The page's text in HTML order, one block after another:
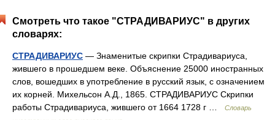
Смотреть что такое "СТРАДИВАРИУС" в других
словарях:
СТРАДИВАРИУС — Знаменитые скрипки Страдивариуса,
жившего в прошедшем веке. Объяснение 25000 иностранных
слов, вошедших в употребление в русский язык, с означением
их корней. Михельсон А.Д., 1865. СТРАДИВАРИУС Скрипки
работы Страдивариуса, жившего от 1664 1728 г …
Словарь